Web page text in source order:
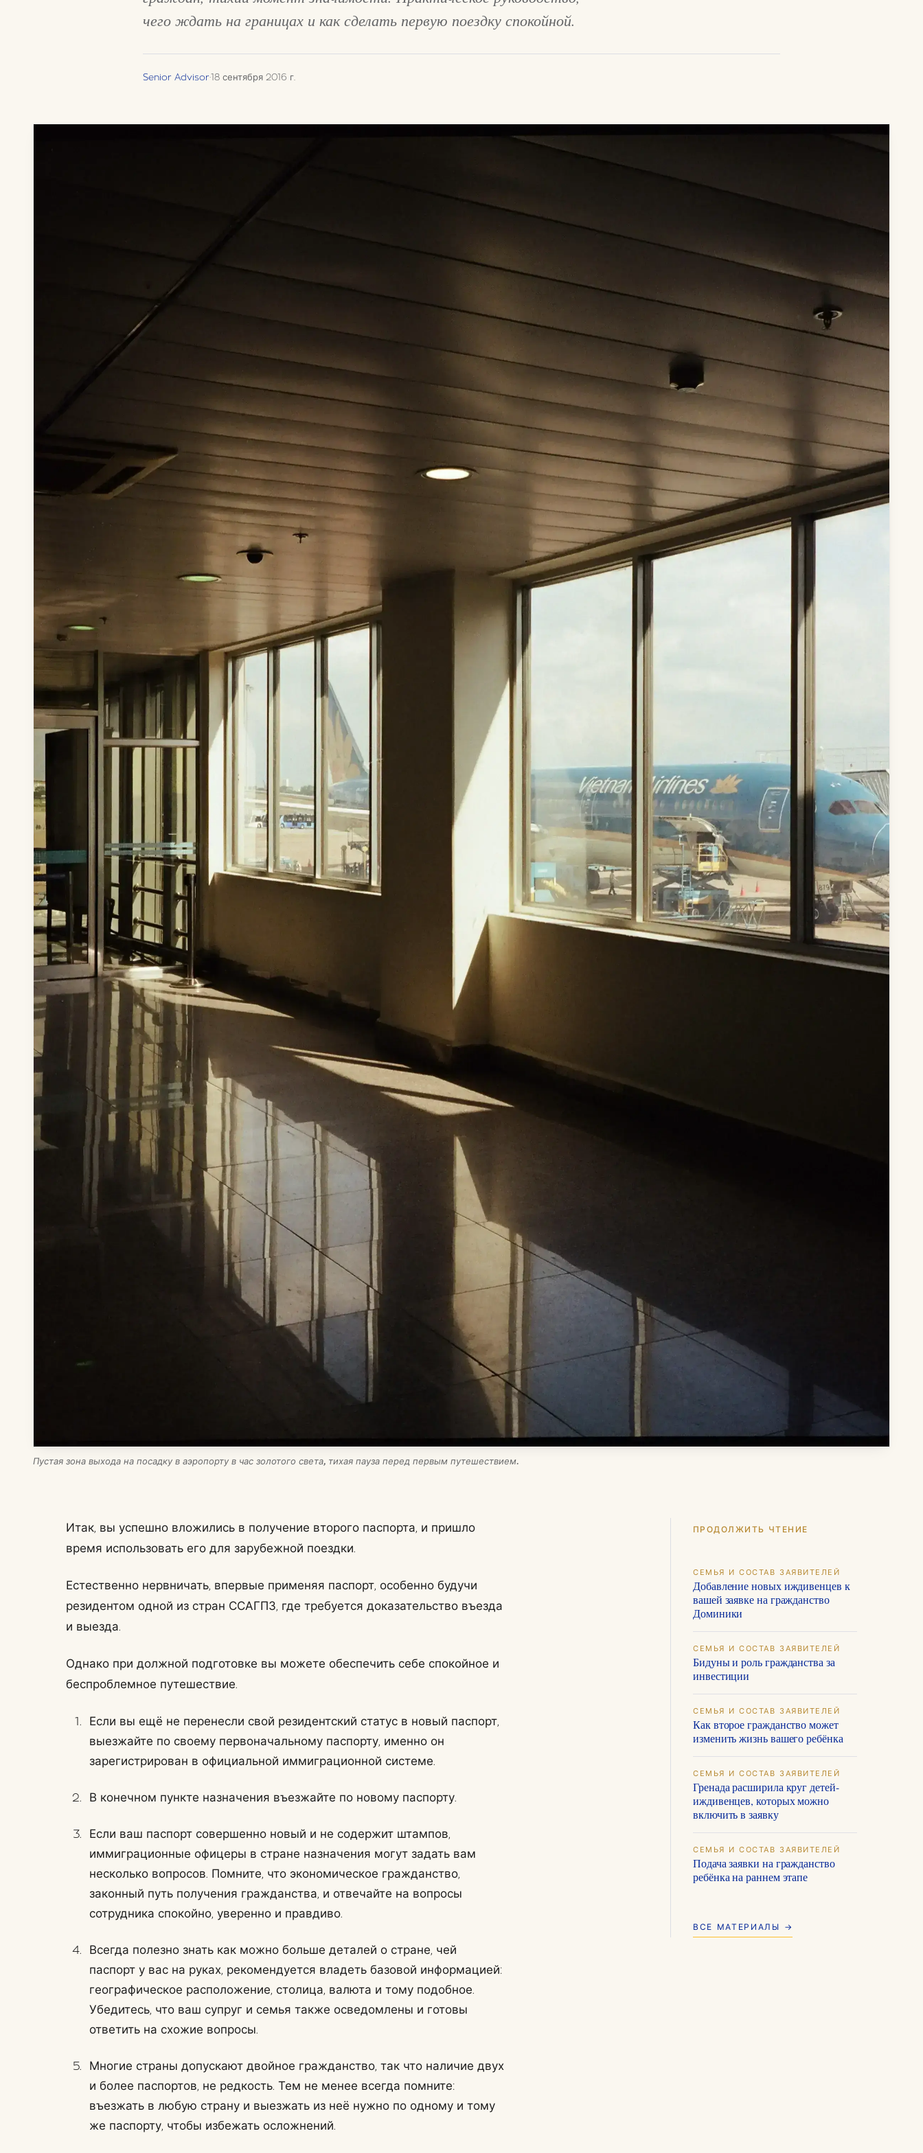
чего ждать на границах и как сделать первую поездку спокойной.
Senior Advisor· 18 сентября 2016 г.
Пустая зона выхода на посадку в аэропорту в час золотого света, тихая пауза перед первым путешествием.
Итак, вы успешно вложились в получение второго паспорта, и пришло
время использовать его для зарубежной поездки.
Естественно нервничать, впервые применяя паспорт, особенно будучи
резидентом одной из стран ССАГПЗ, где требуется доказательство въезда
и выезда.
Однако при должной подготовке вы можете обеспечить себе спокойное и
беспроблемное путешествие.
Если вы ещё не перенесли свой резидентский статус в новый паспорт,
выезжайте по своему первоначальному паспорту, именно он
зарегистрирован в официальной иммиграционной системе.
В конечном пункте назначения въезжайте по новому паспорту.
Если ваш паспорт совершенно новый и не содержит штампов,
иммиграционные офицеры в стране назначения могут задать вам
несколько вопросов. Помните, что экономическое гражданство,
законный путь получения гражданства, и отвечайте на вопросы
сотрудника спокойно, уверенно и правдиво.
Всегда полезно знать как можно больше деталей о стране, чей
паспорт у вас на руках, рекомендуется владеть базовой информацией:
географическое расположение, столица, валюта и тому подобное.
Убедитесь, что ваш супруг и семья также осведомлены и готовы
ответить на схожие вопросы.
Многие страны допускают двойное гражданство, так что наличие двух
и более паспортов, не редкость. Тем не менее всегда помните:
въезжать в любую страну и выезжать из неё нужно по одному и тому
же паспорту, чтобы избежать осложнений.
ПРОДОЛЖИТЬ ЧТЕНИЕ
СЕМЬЯ И СОСТАВ ЗАЯВИТЕЛЕЙ
Добавление новых иждивенцев к
вашей заявке на гражданство
Доминики
СЕМЬЯ И СОСТАВ ЗАЯВИТЕЛЕЙ
Бидуны и роль гражданства за
инвестиции
СЕМЬЯ И СОСТАВ ЗАЯВИТЕЛЕЙ
Как второе гражданство может
изменить жизнь вашего ребёнка
СЕМЬЯ И СОСТАВ ЗАЯВИТЕЛЕЙ
Гренада расширила круг детей-
иждивенцев, которых можно
включить в заявку
СЕМЬЯ И СОСТАВ ЗАЯВИТЕЛЕЙ
Подача заявки на гражданство
ребёнка на раннем этапе
ВСЕ МАТЕРИАЛЫ →